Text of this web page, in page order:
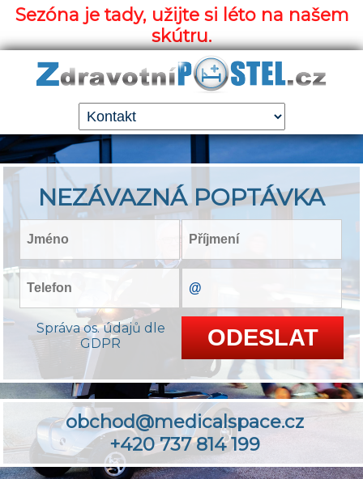
Sezóna je tady, užijte si léto na našem
skútru.
NEZÁVAZNÁ POPTÁVKA
Správa os. údajů dle
GDPR
obchod@medicalspace.cz
+420 737 814 199